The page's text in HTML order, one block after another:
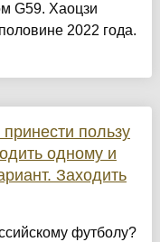
G59. Хаоцзи
2022 года.
пользу
одному и
Заходить
футболу?